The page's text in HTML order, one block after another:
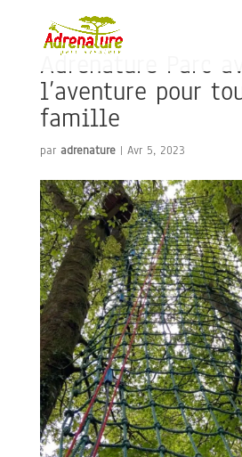
Adrenature Parc
l’aventure pour
famille
par adrenature| Avr 5, 2023